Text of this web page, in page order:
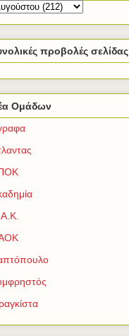
προβολές σελίδας
Ομάδων